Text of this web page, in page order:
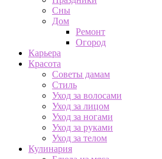
Сны
Дом
Ремонт
Огород
Карьера
Красота
Советы дамам
Стиль
Уход за волосами
Уход за лицом
Уход за ногами
Уход за руками
Уход за телом
Кулинария